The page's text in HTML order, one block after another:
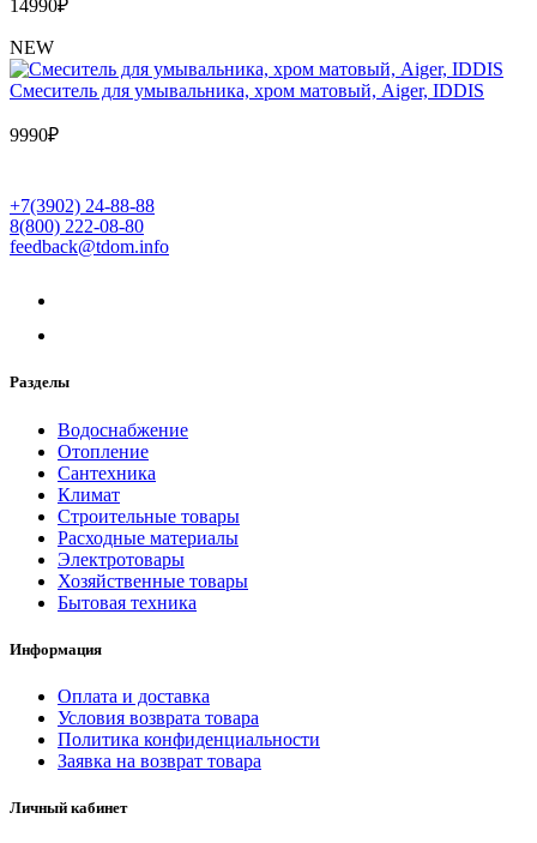
14990₽
NEW
Cмеситель для умывальника, хром матовый, Aiger, IDDIS
9990₽
+7(3902) 24-88-88
8(800) 222-08-80
feedback@tdom.info
Разделы
Водоснабжение
Отопление
Сантехника
Климат
Строительные товары
Расходные материалы
Электротовары
Хозяйственные товары
Бытовая техника
Информация
Оплата и доставка
Условия возврата товара
Политика конфиденциальности
Заявка на возврат товара
Личный кабинет